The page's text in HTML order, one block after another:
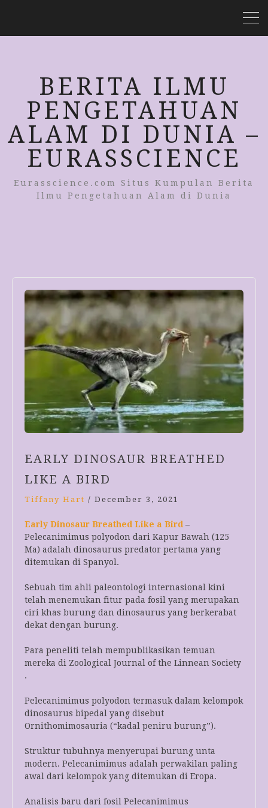
BERITA ILMU
PENGETAHUAN
ALAM DI DUNIA –
EURASSCIENCE
Eurasscience.com Situs Kumpulan Berita
Ilmu Pengetahuan Alam di Dunia
EARLY DINOSAUR BREATHED
LIKE A BIRD
Tiffany Hart / December 3, 2021
Early Dinosaur Breathed Like a Bird –
Pelecanimimus polyodon dari Kapur Bawah (125
Ma) adalah dinosaurus predator pertama yang
ditemukan di Spanyol.
Sebuah tim ahli paleontologi internasional kini
telah menemukan fitur pada fosil yang merupakan
ciri khas burung dan dinosaurus yang berkerabat
dekat dengan burung.
Para peneliti telah mempublikasikan temuan
mereka di Zoological Journal of the Linnean Society
.
Pelecanimimus polyodon termasuk dalam kelompok
dinosaurus bipedal yang disebut
Ornithomimosauria (“kadal peniru burung”).
Struktur tubuhnya menyerupai burung unta
modern. Pelecanimimus adalah perwakilan paling
awal dari kelompok yang ditemukan di Eropa.
Analisis baru dari fosil Pelecanimimus